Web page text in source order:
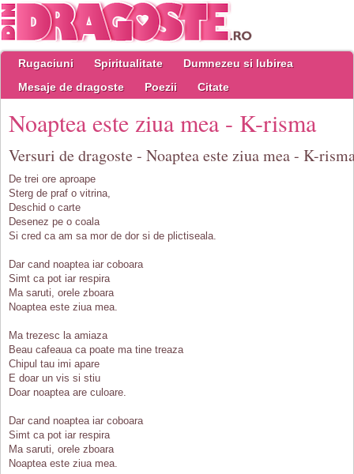
Rugaciuni Spiritualitate
Dumnezeu si Iubirea
Mesaje de dragoste
Poezii Citate
Noaptea este ziua mea - K-risma
Versuri de dragoste - Noaptea este ziua mea - K-
De trei ore aproape
Sterg de praf o vitrina,
Deschid o carte
Desenez pe o coala
Si cred ca am sa mor de dor si de plictiseala.
Dar cand noaptea iar coboara
Simt ca pot iar respira
Ma saruti, orele zboara
Noaptea este ziua mea.
Ma trezesc la amiaza
Beau cafeaua ca poate ma tine treaza
Chipul tau imi apare
E doar un vis si stiu
Doar noaptea are culoare.
Dar cand noaptea iar coboara
Simt ca pot iar respira
Ma saruti, orele zboara
Noaptea este ziua mea.